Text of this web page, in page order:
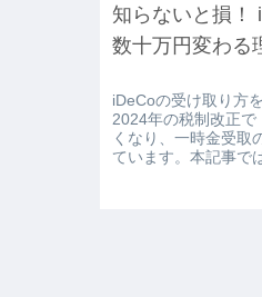
知らないと損！
数十万円変わる
iDeCoの受け取り方
2024年の税制改正で
くなり、一時金受取
ています。本記事で